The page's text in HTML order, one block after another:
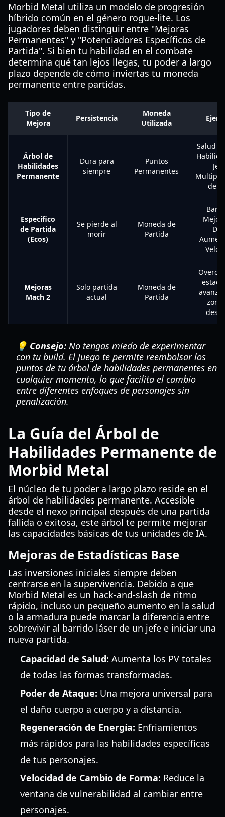
Morbid Metal utiliza un modelo de progresión
híbrido común en el género rogue-lite. Los
jugadores deben distinguir entre "Mejoras
Permanentes" y "Potenciadores Específicos de
Partida". Si bien tu habilidad en el combate
determina qué tan lejos llegas, tu poder a largo
plazo depende de cómo inviertas tu moneda
permanente entre partidas.
Tipo de
Mejora
Persistencia
Moneda
Utilizada
Árbol de
Habilidades
Permanente
Dura para
siempre
Puntos
Permanentes
Salud
de
Específico
de Partida
(Ecos)
Se pierde al
morir
Moneda de
Partida
Mejoras
Mach 2
Solo partida
actual
Moneda de
Partida
💡 Consejo: No tengas miedo de experimentar
con tu build. El juego te permite reembolsar los
puntos de tu árbol de habilidades permanentes en
cualquier momento, lo que facilita el cambio
entre diferentes enfoques de personajes sin
penalización.
La Guía del Árbol de
Habilidades Permanente de
Morbid Metal
El núcleo de tu poder a largo plazo reside en el
árbol de habilidades permanente. Accesible
desde el nexo principal después de una partida
fallida o exitosa, este árbol te permite mejorar
las capacidades básicas de tus unidades de IA.
Mejoras de Estadísticas Base
Las inversiones iniciales siempre deben
centrarse en la supervivencia. Debido a que
Morbid Metal es un hack-and-slash de ritmo
rápido, incluso un pequeño aumento en la salud
o la armadura puede marcar la diferencia entre
sobrevivir al barrido láser de un jefe e iniciar una
nueva partida.
Capacidad de Salud: Aumenta los PV totales
de todas las formas transformadas.
Poder de Ataque: Una mejora universal para
el daño cuerpo a cuerpo y a distancia.
Regeneración de Energía: Enfriamientos
más rápidos para las habilidades específicas
de tus personajes.
Velocidad de Cambio de Forma: Reduce la
ventana de vulnerabilidad al cambiar entre
personajes.